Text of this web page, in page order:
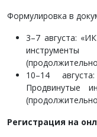
Формулировка в
3–7 августа:
10–14
Продвинутые
Регистрация на